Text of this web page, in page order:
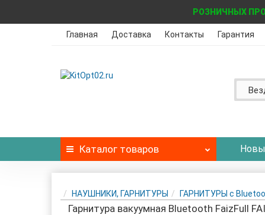
РОЗНИЧНЫХ
Главная Доставка Контакты Гарантия
Каталог товаров
НАУШНИКИ, ГАРНИТУРЫ ГАРНИТУРЫ c
Гарнитура вакуумная Bluetooth FaizFull